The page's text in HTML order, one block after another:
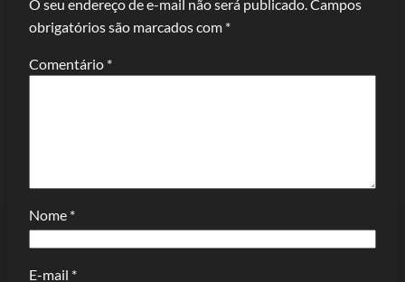
O seu endereço de e-mail não será publicado. Campos
obrigatórios são marcados com *
Comentário *
Nome *
E-mail *